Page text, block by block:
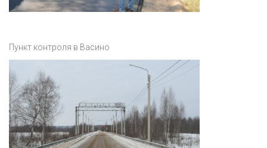
Пункт контроля в Васино